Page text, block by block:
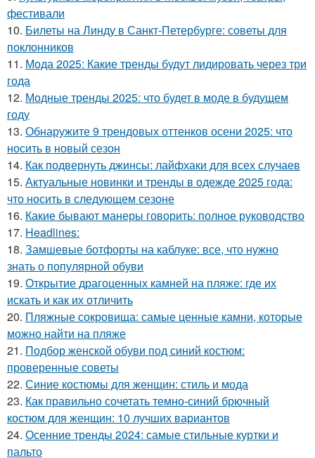
фестивали
10. Билеты на Линду в Санкт-Петербурге: советы для
поклонников
11. Мода 2025: Какие тренды будут лидировать через три
года
12. Модные тренды 2025: что будет в моде в будущем
году
13. Обнаружите 9 трендовых оттенков осени 2025: что
носить в новый сезон
14. Как подвернуть джинсы: лайфхаки для всех случаев
15. Актуальные новинки и тренды в одежде 2025 года:
что носить в следующем сезоне
16. Какие бывают манеры говорить: полное руководство
17. Headlines:
18. Замшевые ботфорты на каблуке: все, что нужно
знать о популярной обуви
19. Открытие драгоценных камней на пляже: где их
искать и как их отличить
20. Пляжные сокровища: самые ценные камни, которые
можно найти на пляже
21. Подбор женской обуви под синий костюм:
проверенные советы
22. Синие костюмы для женщин: стиль и мода
23. Как правильно сочетать темно-синий брючный
костюм для женщин: 10 лучших вариантов
24. Осенние тренды 2024: самые стильные куртки и
пальто